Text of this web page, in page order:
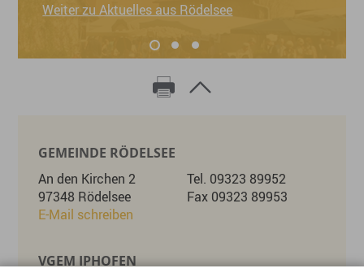
Weiter zu Aktuelles aus Rödelsee
GEMEINDE RÖDELSEE
An den Kirchen 2
97348 Rödelsee
E-Mail schreiben
Tel. 09323 89952
Fax 09323 89953
VGEM IPHOFEN